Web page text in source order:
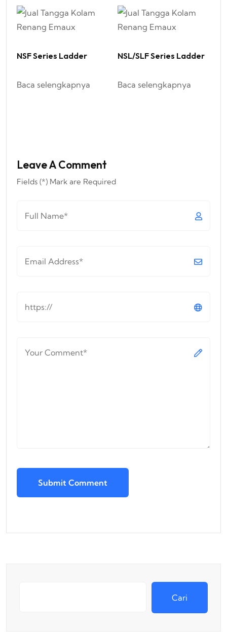
NSF Series Ladder
Baca selengkapnya
NSL/SLF Series Ladder
Baca selengkapnya
Leave A Comment
Fields (*) Mark are Required
Submit Comment
Cari